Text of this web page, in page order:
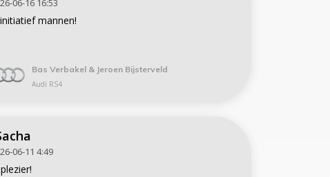
06-16 16:53
mannen!
Bas Verbakel & Jeroen Bijsterveld
Audi RS4
06-11 4:49